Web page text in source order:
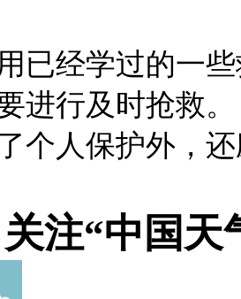
已经学过的一
进行及时抢救。
个人保护外，
注“中国天